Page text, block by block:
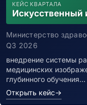
КЕЙС КВАРТАЛА
Искусственный
Министерство
Q3 2026
внедрение системы
медицинских
глубинного обучения…
Открыть кейс→